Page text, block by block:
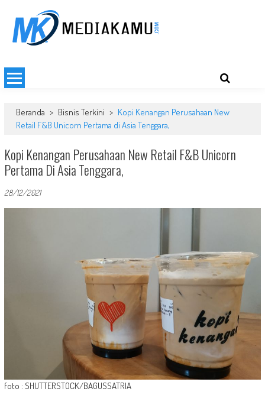
content
Beranda > Bisnis Terkini > Kopi Kenangan Perusahaan New
Retail F&B Unicorn Pertama di Asia Tenggara,
Kopi Kenangan Perusahaan New Retail F&B Unicorn
Pertama Di Asia Tenggara,
28/12/2021
foto : SHUTTERSTOCK/BAGUSSATRIA